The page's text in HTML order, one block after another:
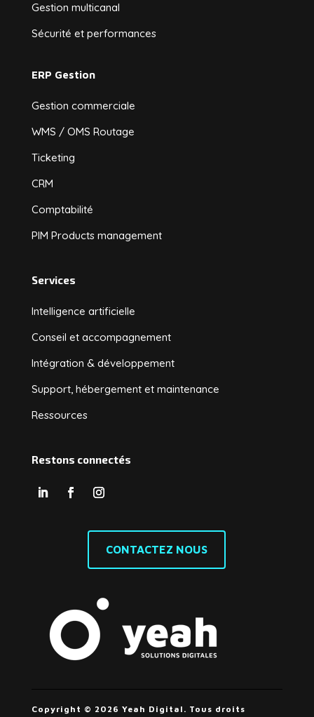
Gestion multicanal
Sécurité et performances
ERP Gestion
Gestion commerciale
WMS / OMS Routage
Ticketing
CRM
Comptabilité
PIM Products management
Services
Intelligence artificielle
Conseil et accompagnement
Intégration & développement
Support, hébergement et maintenance
Ressources
Restons connectés
CONTACTEZ NOUS
Copyright © 2026 Yeah Digital. Tous droits